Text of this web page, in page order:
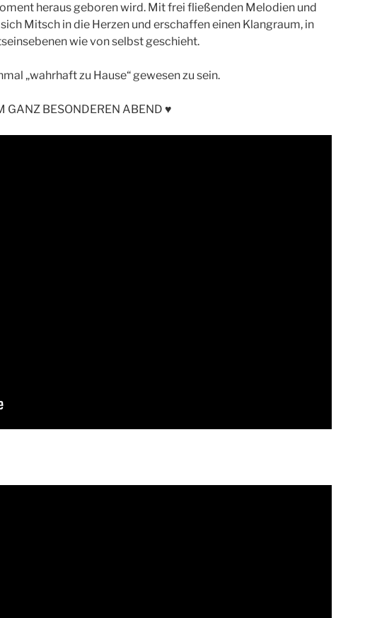
heraus geboren wird. Mit frei fließenden Melodien und
Mitsch in die Herzen und erschaffen einen Klangraum, in
wie von selbst geschieht.
„wahrhaft zu Hause“ gewesen zu sein.
GANZ BESONDEREN ABEND ♥